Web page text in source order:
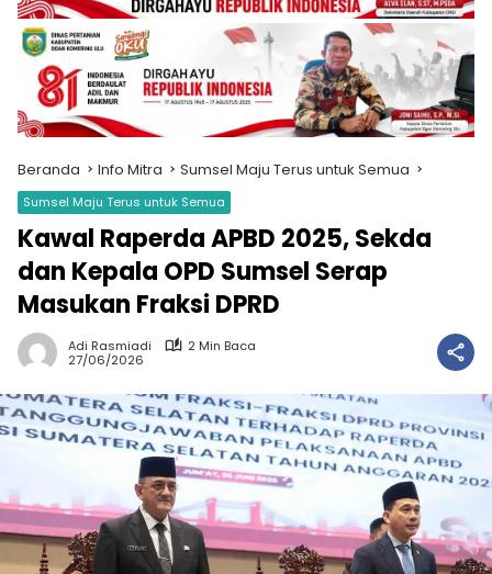
Beranda Info Mitra Sumsel Maju Terus untuk Semua
Sumsel Maju Terus untuk Semua
Kawal Raperda APBD 2025, Sekda
dan Kepala OPD Sumsel Serap
Masukan Fraksi DPRD
Adi Rasmiadi
2 Min Baca
27/06/2026